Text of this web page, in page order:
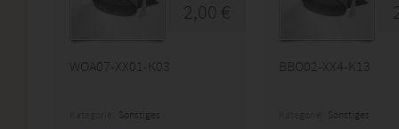
2,00 €
WOA07-XX01-K03
Sonstiges
BBO02-XX4-K13
Sonstiges